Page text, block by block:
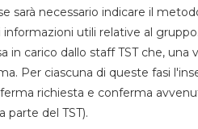
sarà necessario indicare il
utili relative al
in carico dallo staff TST che, una
Per ciascuna di queste fasi
richiesta e conferma
parte del TST).